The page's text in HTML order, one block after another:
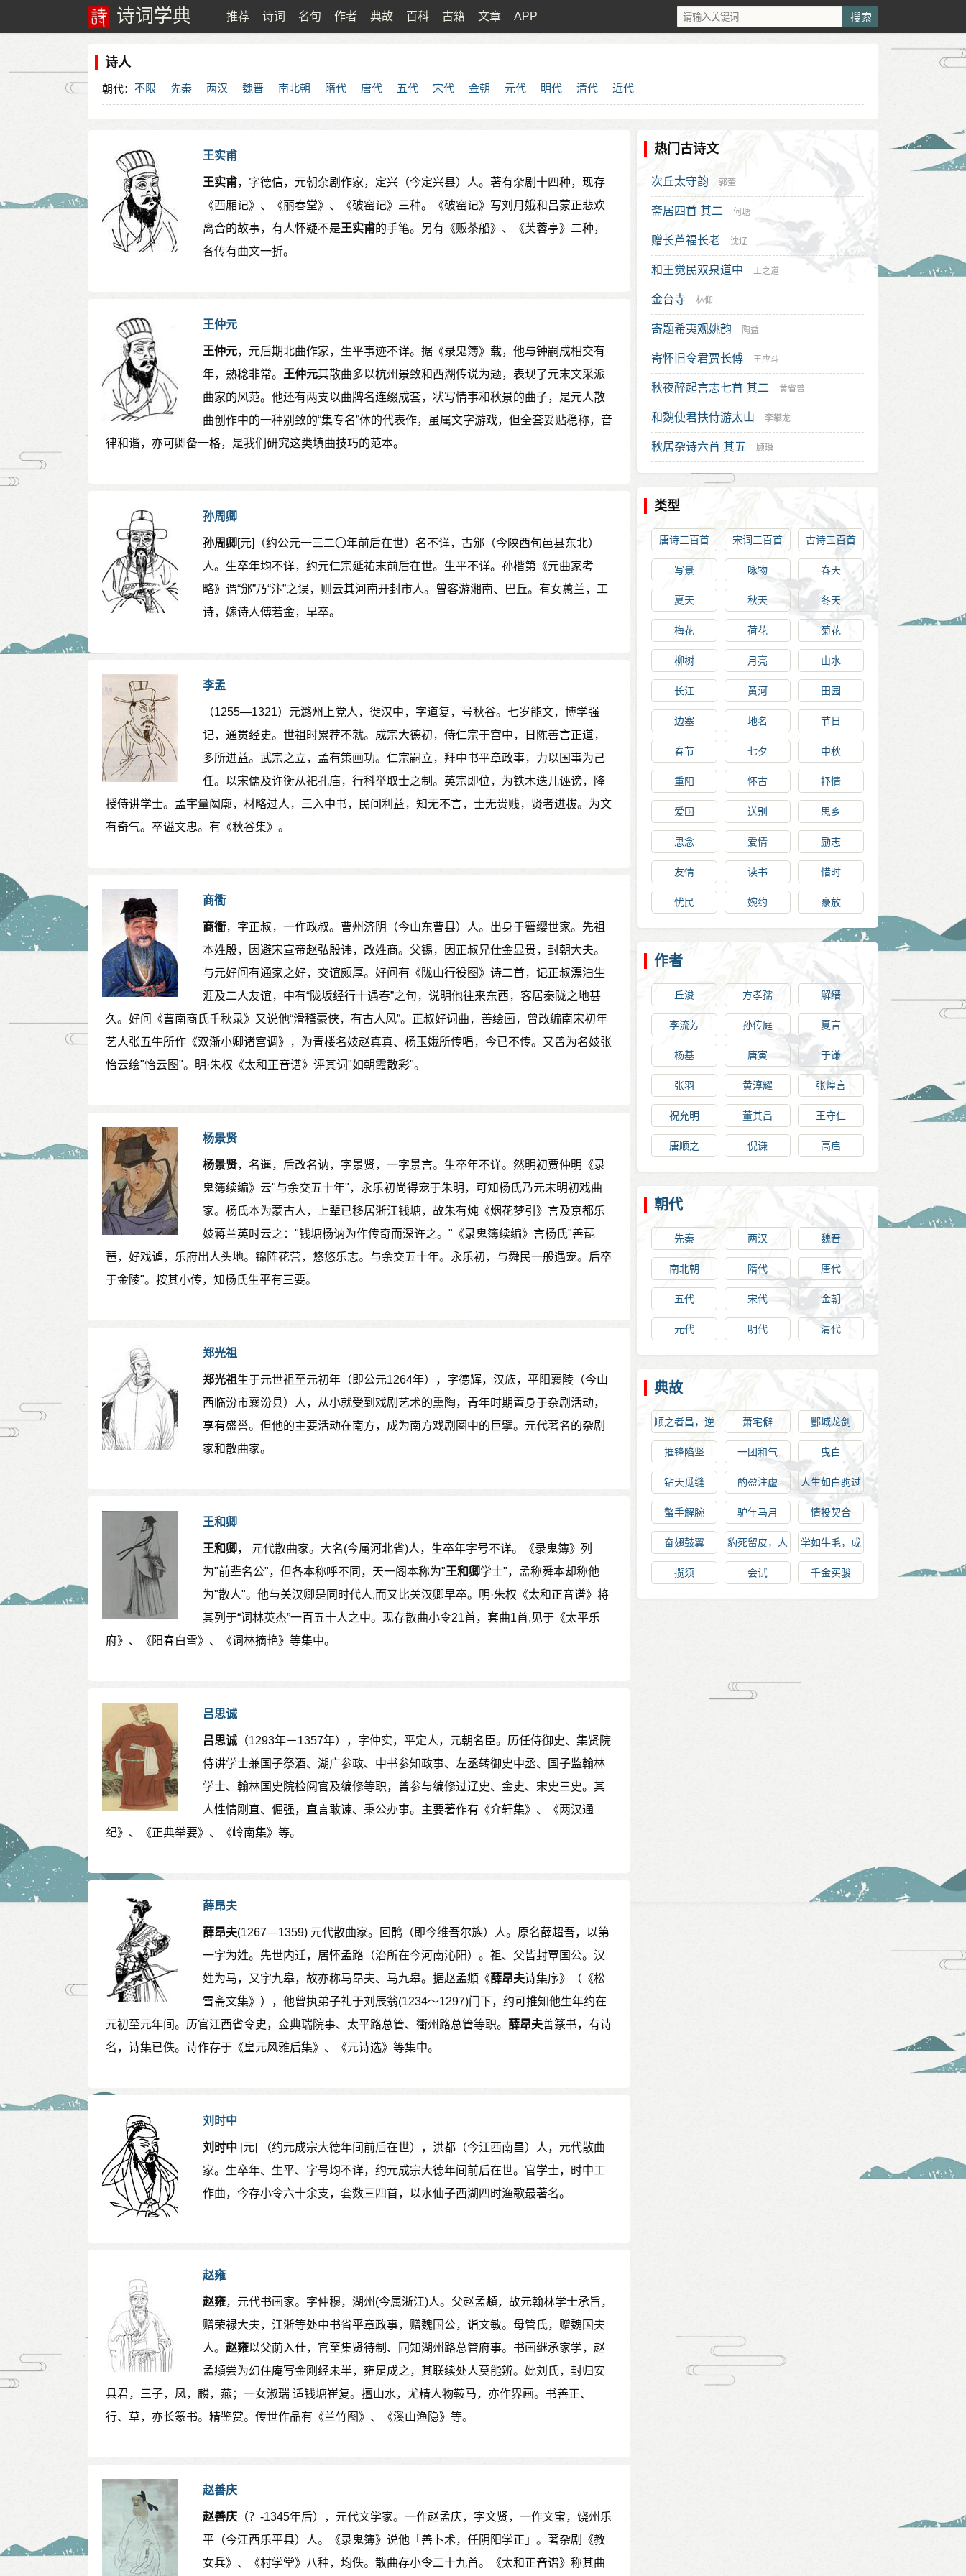
诗词学典 推荐 诗词 名句 作者 典故 百科 古籍 文章 APP
诗人
朝代： 不限 先秦 两汉 魏晋 南北朝 隋代 唐代 五代 宋代 金朝 元代 明代 清代 近代
王实甫
王实甫，字德信，元朝杂剧作家，定兴（今定兴县）人。著有杂剧十四种，现存
《西厢记》、《丽春堂》、《破窑记》三种。《破窑记》写刘月娥和吕蒙正悲欢
离合的故事，有人怀疑不是王实甫的手笔。另有《贩茶船》、《芙蓉亭》二种，
各传有曲文一折。
王仲元
王仲元，元后期北曲作家，生平事迹不详。据《录鬼簿》载，他与钟嗣成相交有
年，熟稔非常。
王仲元其散曲多以杭州景致和西湖传说为题，表现了元末文采派
曲家的风范。他还有两支以曲牌名连缀成套，状写情事和秋景的曲子，是元人散
曲创作中的一种别致的“集专名”体的代表作，虽属文字游戏，但全套妥贴稳称，音
律和谐，亦可卿备一格，是我们研究这类填曲技巧的范本。
孙周卿
孙周卿[元]（约公元一三二〇年前后在世）名不详，古邠（今陕西旬邑县东北）
人。生卒年均不详，约元仁宗延祐末前后在世。生平不详。孙楷第《元曲家考
略》谓“邠”乃“汴”之误，则云其河南开封市人。曾客游湘南、巴丘。有女蕙兰，工
诗，嫁诗人傅若金，早卒。
李孟
（1255—1321）元潞州上党人，徙汉中，字道复，号秋谷。七岁能文，博学强
记，通贯经史。世祖时累荐不就。成宗大德初，侍仁宗于宫中，日陈善言正道，
多所进益。武宗之立，孟有策画功。仁宗嗣立，拜中书平章政事，力以国事为己
任。以宋儒及许衡从祀孔庙，行科举取士之制。英宗即位，为铁木迭儿诬谤，降
授侍讲学士。孟宇量闳廓，材略过人，三入中书，民间利益，知无不言，士无贵贱，贤者进拔。为文
有奇气。卒谥文忠。有《秋谷集》。
商衟
商衟，字正叔，一作政叔。曹州济阴（今山东曹县）人。出身于簪缨世家。先祖
本姓殷，因避宋宣帝赵弘殷讳，改姓商。父锡，因正叔兄仕金显贵，封朝大夫。
与元好问有通家之好，交谊颇厚。好问有《陇山行役图》诗二首，记正叔漂泊生
涯及二人友谊，中有“陇坂经行十遇春”之句，说明他往来东西，客居秦陇之地甚
久。好问《曹南商氏千秋录》又说他“滑稽豪侠，有古人风”。正叔好词曲，善绘画，曾改编南宋初年
艺人张五牛所作《双渐小卿诸宫调》，为青楼名妓赵真真、杨玉娥所传唱，今已不传。又曾为名妓张
怡云绘"怡云图"。明·朱权《太和正音谱》评其词"如朝霞散彩"。
杨景贤
杨景贤，名暹，后改名讷，字景贤，一字景言。生卒年不详。然明初贾仲明《录
鬼簿续编》云"与余交五十年"，永乐初尚得宠于朱明，可知杨氏乃元末明初戏曲
家。杨氏本为蒙古人，上辈已移居浙江钱塘，故朱有炖《烟花梦引》言及京都乐
妓蒋兰英时云之："钱塘杨讷为作传奇而深许之。"《录鬼簿续编》言杨氏"善琵
琶，好戏谑，乐府出人头地。锦阵花营，悠悠乐志。与余交五十年。永乐初，与舜民一般遇宠。后卒
于金陵"。按其小传，知杨氏生平有三要。
郑光祖
郑光祖 生于元世祖至元初年（即公元1264年），字德辉，汉族，平阳襄陵（今山
西临汾市襄汾县）人，从小就受到戏剧艺术的熏陶，青年时期置身于杂剧活动，
享有盛誉。但他的主要活动在南方，成为南方戏剧圈中的巨擘。元代著名的杂剧
家和散曲家。
王和卿
王和卿， 元代散曲家。大名(今属河北省)人，生卒年字号不详。《录鬼簿》列
为"前辈名公"，但各本称呼不同，天一阁本称为"王和卿学士"，孟称舜本却称他
为"散人"。他与关汉卿是同时代人,而又比关汉卿早卒。明·朱权《太和正音谱》将
其列于“词林英杰”一百五十人之中。现存散曲小令21首，套曲1首,见于《太平乐
府》、《阳春白雪》、《词林摘艳》等集中。
吕思诚
吕思诚 （1293年－1357年），字仲实，平定人，元朝名臣。历任侍御史、集贤院
侍讲学士兼国子祭酒、湖广参政、中书参知政事、左丞转御史中丞、国子监翰林
学士、翰林国史院检阅官及编修等职，曾参与编修过辽史、金史、宋史三史。其
人性情刚直、倔强，直言敢谏、秉公办事。主要著作有《介轩集》、《两汉通
纪》、《正典举要》、《岭南集》等。
薛昂夫
薛昂夫(1267—1359) 元代散曲家。回鹘（即今维吾尔族）人。原名薛超吾，以第
一字为姓。先世内迁，居怀孟路（治所在今河南沁阳）。祖、父皆封覃国公。汉
姓为马，又字九皋，故亦称马昂夫、马九皋。据赵孟頫《薛昂夫诗集序》（《松
雪斋文集》），他曾执弟子礼于刘辰翁(1234～1297)门下，约可推知他生年约在
元初至元年间。历官江西省令史，佥典瑞院事、太平路总管、衢州路总管等职。 薛昂夫善篆书，有诗
名，诗集已佚。诗作存于《皇元风雅后集》、《元诗选》等集中。
刘时中
刘时中 [元] （约元成宗大德年间前后在世），洪都（今江西南昌）人，元代散曲
家。生卒年、生平、字号均不详，约元成宗大德年间前后在世。官学士，时中工
作曲，今存小令六十余支，套数三四首，以水仙子西湖四时渔歌最著名。
赵雍
赵雍，元代书画家。字仲穆，湖州(今属浙江)人。父赵孟頫，故元翰林学士承旨，
赠荣禄大夫，江浙等处中书省平章政事，赠魏国公，诣文敏。母管氏，赠魏国夫
人。 赵雍以父荫入仕，官至集贤待制、同知湖州路总管府事。书画继承家学，赵
孟頫尝为幻住庵写金刚经未半，雍足成之，其联续处人莫能辨。妣刘氏，封归安
县君，三子，凤，麟，燕；一女淑瑞 适钱塘崔复。擅山水，尤精人物鞍马，亦作界画。书善正、
行、草，亦长篆书。精鉴赏。传世作品有《兰竹图》、《溪山渔隐》等。
赵善庆
赵善庆 （？-1345年后），元代文学家。一作赵孟庆，字文贤，一作文宝，饶州乐
平（今江西乐平县）人。《录鬼簿》说他「善卜术，任阴阳学正」。著杂剧《教
女兵》、《村学堂》八种，均佚。散曲存小令二十九首。《太和正音谱》称其曲
热门古诗文
次丘太守韵 郭奎
斋居四首 其二 何瑭
赠长芦福长老 沈辽
和王觉民双泉道中 王之道
金台寺 林仰
寄题希夷观姚韵 陶益
寄怀旧令君贾长傅 王应斗
秋夜醉起言志七首 其二 黄省曾
和魏使君扶侍游太山 李攀龙
秋居杂诗六首 其五 顾璘
类型
唐诗三百首 宋词三百首 古诗三百首
写景 咏物 春天
夏天 秋天 冬天
梅花 荷花 菊花
柳树 月亮 山水
长江 黄河 田园
边塞 地名 节日
春节 七夕 中秋
重阳 怀古 抒情
爱国 送别 思乡
思念 爱情 励志
友情 读书 惜时
忧民 婉约 豪放
作者
丘浚 方孝孺 解缙
李流芳 孙传庭 夏言
杨基 唐寅 于谦
张羽 黄淳耀 张煌言
祝允明 董其昌 王守仁
唐顺之 倪谦 高启
朝代
先秦 两汉 魏晋
南北朝 隋代 唐代
五代 宋代 金朝
元代 明代 清代
典故
顺之者昌，逆
之者亡
萧宅僻 酆城龙剑
摧锋陷坚 一团和气 曳白
钻天觅缝 酌盈注虚
人生如白驹过
隙
螫手解腕 驴年马月 情投契合
奋翅鼓翼
豹死留皮，人
死留名
学如牛毛，成
如麟角
揽须 会试 千金买骏